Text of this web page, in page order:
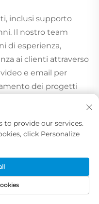
inclusi supporto
Il nostro team
di esperienza,
ai clienti attraverso
e email per
dei progetti
to provide our services.
click Personalize